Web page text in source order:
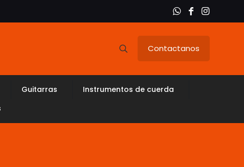
Contactanos
Guitarras
Instrumentos de cuerda